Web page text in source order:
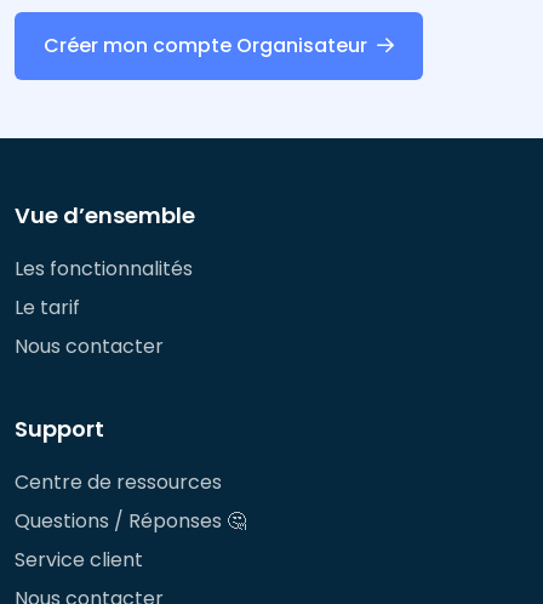
Créer mon compte Organisateur
Vue d’ensemble
Les fonctionnalités
Le tarif
Nous contacter
Support
Centre de ressources
Questions / Réponses 🤔
Service client
Nous contacter